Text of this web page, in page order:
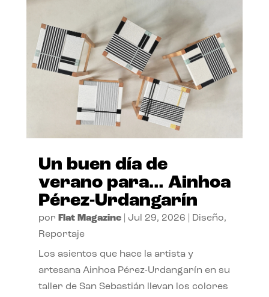
Un buen día de
verano para… Ainhoa
Pérez-Urdangarín
por Flat Magazine| Jul 29, 2026 Diseño,
Reportaje
Los asientos que hace la artista y
artesana Ainhoa Pérez-Urdangarín en su
taller de San Sebastián llevan los colores